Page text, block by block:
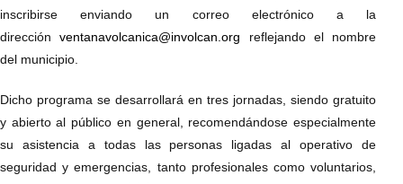
inscribirse enviando un correo electrónico a la
direcciónventanavolcanica@involcan.org reflejando el nombre
del municipio.
Dicho programa se desarrollará en tres jornadas, siendo gratuito
y abierto al público en general, recomendándose especialmente
su asistencia a todas las personas ligadas al operativo de
seguridad y emergencias, tanto profesionales como voluntarios,